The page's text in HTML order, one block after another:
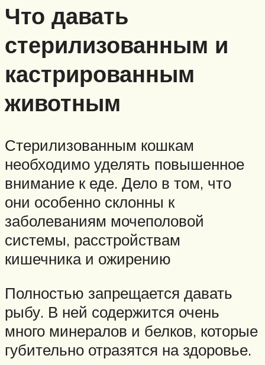
Что давать
стерилизованным и
кастрированным
животным
Стерилизованным кошкам
необходимо уделять повышенное
внимание к еде. Дело в том, что
они особенно склонны к
заболеваниям мочеполовой
системы, расстройствам
кишечника и ожирению
Полностью запрещается давать
рыбу. В ней содержится очень
много минералов и белков, которые
губительно отразятся на здоровье.